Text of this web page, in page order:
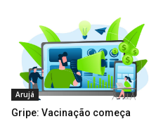
Arujá
Gripe: Vacinação começa